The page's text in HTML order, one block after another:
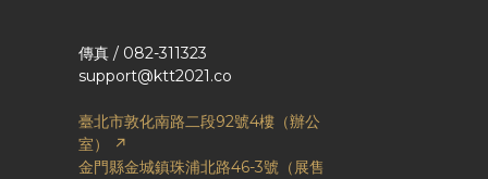
傳真 / 082-311323
support@ktt2021.co
臺北市敦化南路二段92號4樓（辦公
室） ↗
金門縣金城鎮珠浦北路46-3號（展售